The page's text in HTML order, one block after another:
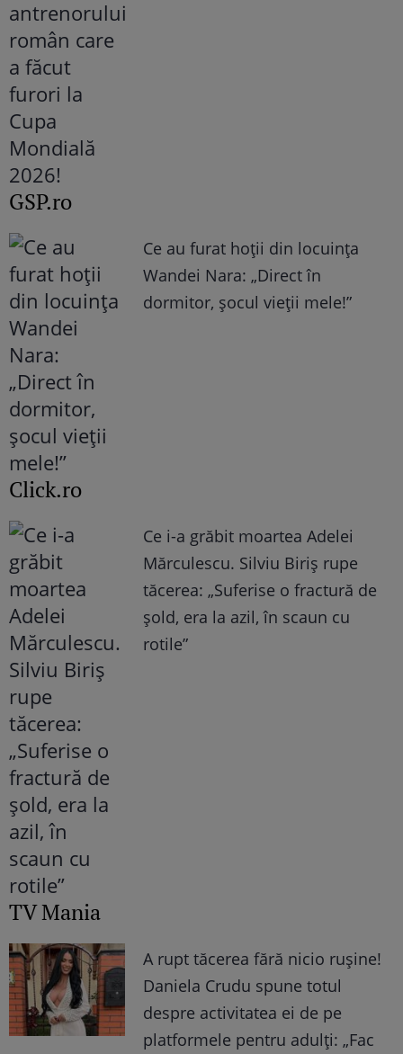
GSP.ro
Ce au furat hoții din locuința
Wandei Nara: „Direct în
dormitor, șocul vieții mele!”
Click.ro
Ce i-a grăbit moartea Adelei
Mărculescu. Silviu Biriș rupe
tăcerea: „Suferise o fractură de
șold, era la azil, în scaun cu
rotile”
TV Mania
A rupt tăcerea fără nicio rușine!
Daniela Crudu spune totul
despre activitatea ei de pe
platformele pentru adulți: „Fac